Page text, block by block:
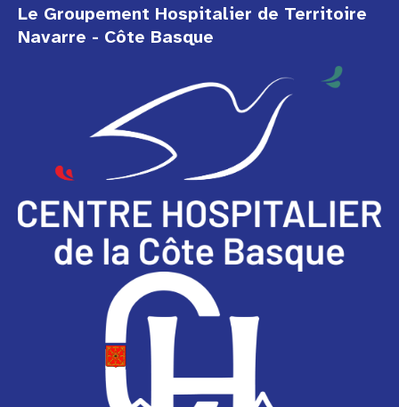
Le Groupement Hospitalier de Territoire
Navarre - Côte Basque